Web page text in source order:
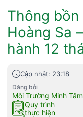
Thông
Hoàng Sa
hành 12
Cập nhật: 23:18
Đăng bởi
Môi Trường Minh Tâm
Quy trình
thực hiện